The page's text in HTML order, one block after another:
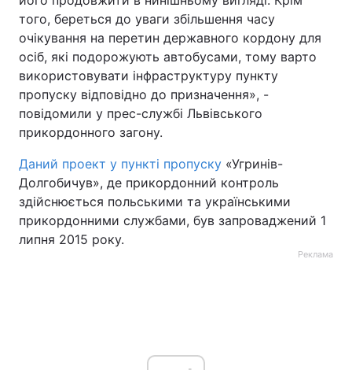
того, береться до уваги збільшення часу
очікування на перетин державного кордону для
осіб, які подорожують автобусами, тому варто
використовувати інфраструктуру пункту
пропуску відповідно до призначення», -
повідомили у прес-службі Львівського
прикордонного загону.
Даний проект у пункті пропуску «Угринів-
Долгобичув», де прикордонний контроль
здійснюється польськими та українськими
прикордонними службами, був запроваджений 1
липня 2015 року.
Реклама